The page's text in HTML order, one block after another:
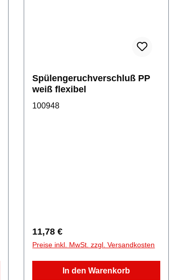
Spülengeruchverschluß PP
weiß flexibel
100948
Regulärer Preis:
11,78 €
Preise inkl. MwSt. zzgl. Versandkosten
In den Warenkorb